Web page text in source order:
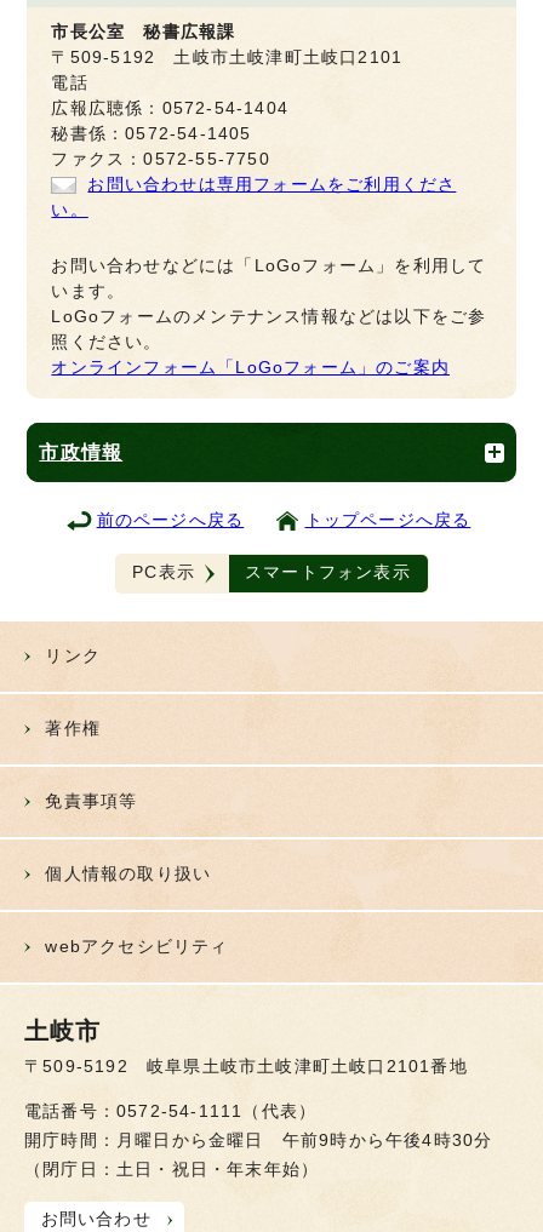
市長公室 秘書広報課
〒509-5192 土岐市土岐津町土岐口2101
電話
広報広聴係：0572-54-1404
秘書係：0572-54-1405
ファクス：0572-55-7750
お問い合わせは専用フォームをご利用くださ
い。
お問い合わせなどには「LoGoフォーム」を利用して
います。
LoGoフォームのメンテナンス情報などは以下をご参
照ください。
オンラインフォーム「LoGoフォーム」のご案内
市政情報
前のページへ戻る トップページへ戻る
PC表示 スマートフォン表示
リンク
著作権
免責事項等
個人情報の取り扱い
webアクセシビリティ
土岐市
〒509-5192 岐阜県土岐市土岐津町土岐口2101番地
電話番号：0572-54-1111（代表）
開庁時間：月曜日から金曜日 午前9時から午後4時30分
（閉庁日：土日・祝日・年末年始）
お問い合わせ